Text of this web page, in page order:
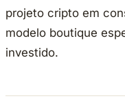
projeto cripto em
modelo boutique
investido.